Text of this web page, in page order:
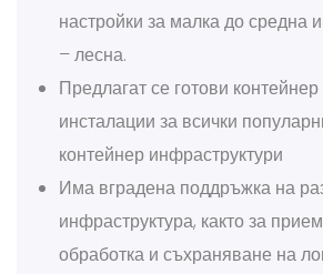
настройки за малка до средна
– лесна.
Предлагат се готови
инсталации за всички
контейнер инфраструктури
Има вградена поддръжка на
инфраструктура, както за
обработка и съхраняване на